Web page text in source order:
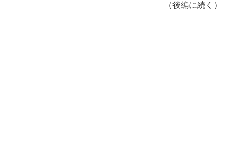
（後編に続く）